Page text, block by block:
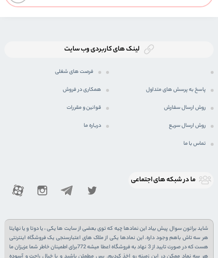
لینک های کاربردی وب سایت
فرصت های شغلی
پاسخ به پرسش های متداول همکاری در فروش
روش ارسال سفارش قوانین و مقررات
روش ارسال سریع درباره ما
تماس با ما
ما در شبكه های اجتماعی
شاید براتون سوال پیش بیاد این نمادها چیه که توی بعضی از سایت ها یکی ، یا دوتا و یا نهایتا
هر سه تاش باهم وجود داره. این نمادها یکی از ملاک های اعتبارسنجی یک فروشگاه اینترنتی
هست که در صورت تایید از 3 نهاد به فروشگاه اعطا میشه 772برای اطمینان خاطر شما عزیزان ما